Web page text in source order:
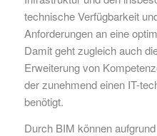
technische Verfügbarkeit
Anforderungen an eine
Damit geht zugleich auch
Erweiterung von
der zunehmend einen IT-
benötigt.
Durch BIM können